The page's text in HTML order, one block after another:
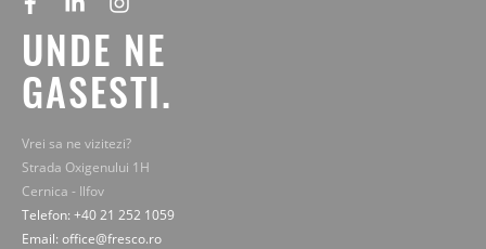
facebook
linkedininstagram
UNDE NE
GASESTI.
Vrei sa ne vizitezi?
Strada Oxigenului 1H
Cernica - Ilfov
Telefon: +40 21 252 1059
Email: office@fresco.ro